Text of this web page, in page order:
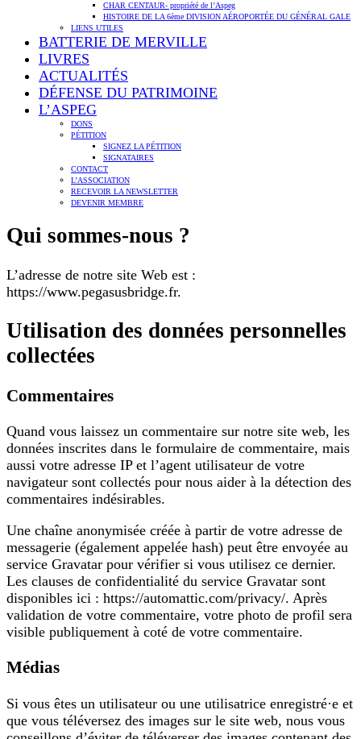
CHAR CENTAUR- propriété de l’Aspeg
HISTOIRE DE LA 6ème DIVISION AÉROPORTÉE DU GÉNÉRAL GALE
LIENS UTILES
BATTERIE DE MERVILLE
LIVRES
ACTUALITÉS
DÉFENSE DU PATRIMOINE
L’ASPEG
DONS
PÉTITION
SIGNEZ LA PÉTITION
SIGNATAIRES
CONTACT
L’ASSOCIATION
RECEVOIR LA NEWSLETTER
DEVENIR MEMBRE
Qui sommes-nous ?
L’adresse de notre site Web est :
https://www.pegasusbridge.fr.
Utilisation des données personnelles
collectées
Commentaires
Quand vous laissez un commentaire sur notre site web, les
données inscrites dans le formulaire de commentaire, mais
aussi votre adresse IP et l’agent utilisateur de votre
navigateur sont collectés pour nous aider à la détection des
commentaires indésirables.
Une chaîne anonymisée créée à partir de votre adresse de
messagerie (également appelée hash) peut être envoyée au
service Gravatar pour vérifier si vous utilisez ce dernier.
Les clauses de confidentialité du service Gravatar sont
disponibles ici : https://automattic.com/privacy/. Après
validation de votre commentaire, votre photo de profil sera
visible publiquement à coté de votre commentaire.
Médias
Si vous êtes un utilisateur ou une utilisatrice enregistré·e et
que vous téléversez des images sur le site web, nous vous